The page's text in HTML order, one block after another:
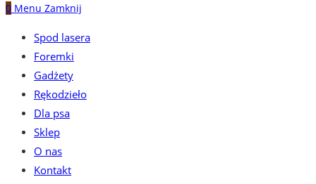
0 Menu Zamknij
Spod lasera
Foremki
Gadżety
Rękodzieło
Dla psa
Sklep
O nas
Kontakt